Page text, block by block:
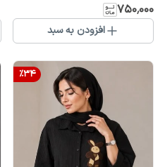
۷۵۰٬۰۰۰
افزودن به سبد
%34